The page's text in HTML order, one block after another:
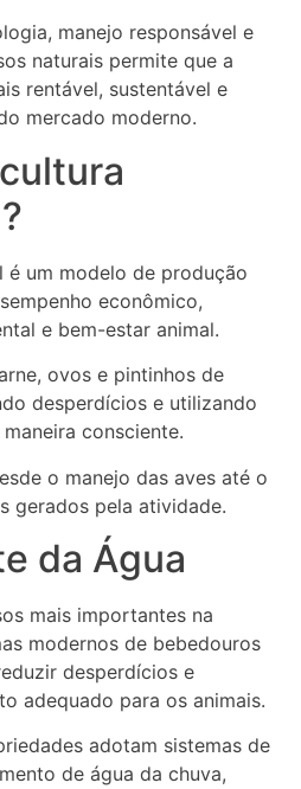
manejo responsável e
naturais permite que a
rentável, sustentável e
mercado moderno.
é um modelo de produção
econômico,
e bem-estar animal.
ovos e pintinhos de
desperdícios e utilizando
consciente.
o manejo das aves até o
gerados pela atividade.
da Água
mais importantes na
modernos de bebedouros
desperdícios e
adequado para os animais.
adotam sistemas de
de água da chuva,